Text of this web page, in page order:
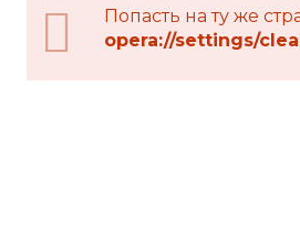
Попасть на ту же
opera://settings/